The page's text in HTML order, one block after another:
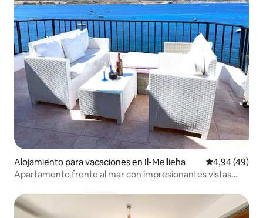
Alojamiento para vacaciones en Il-Mellieħa Calificación
4,94 (49)
Apartamento frente al mar con impresionantes vistas